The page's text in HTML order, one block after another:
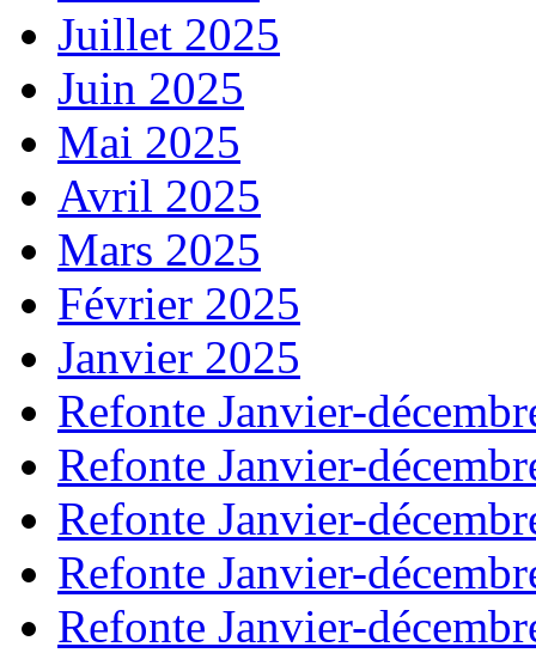
Juillet 2025
Juin 2025
Mai 2025
Avril 2025
Mars 2025
Février 2025
Janvier 2025
Refonte Janvier-
Refonte Janvier-
Refonte Janvier-
Refonte Janvier-
Refonte Janvier-